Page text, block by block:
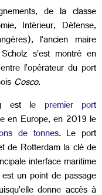
de la classe
Intérieur, Défense,
l’ancien maire
s’est montré en
l’opérateur du port
Cosco.
est le premier port
en Europe, en 2019 le
de tonnes. Le port
de Rotterdam la clé de
interface maritime
un point de passage
donne accès à